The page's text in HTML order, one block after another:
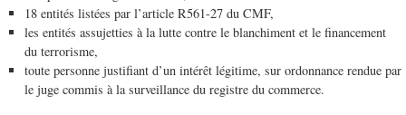
18 entités listées par l’article R561-27 du CMF,
les entités assujetties à la lutte contre le blanchiment et le financement
du terrorisme,
toute personne justifiant d’un intérêt légitime, sur ordonnance rendue par
le juge commis à la surveillance du registre du commerce.